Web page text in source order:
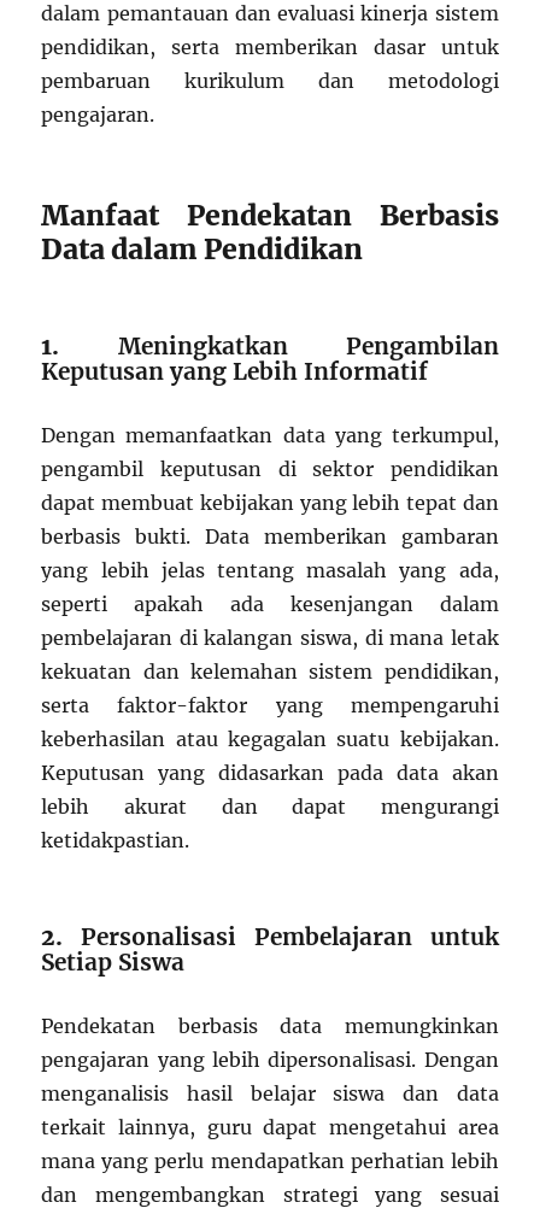
dalam pemantauan dan evaluasi kinerja sistem
pendidikan, serta memberikan dasar untuk
pembaruan kurikulum dan metodologi
pengajaran.
Manfaat Pendekatan Berbasis
Data dalam Pendidikan
1. Meningkatkan Pengambilan
Keputusan yang Lebih Informatif
Dengan memanfaatkan data yang terkumpul,
pengambil keputusan di sektor pendidikan
dapat membuat kebijakan yang lebih tepat dan
berbasis bukti. Data memberikan gambaran
yang lebih jelas tentang masalah yang ada,
seperti apakah ada kesenjangan dalam
pembelajaran di kalangan siswa, di mana letak
kekuatan dan kelemahan sistem pendidikan,
serta faktor-faktor yang mempengaruhi
keberhasilan atau kegagalan suatu kebijakan.
Keputusan yang didasarkan pada data akan
lebih akurat dan dapat mengurangi
ketidakpastian.
2.Personalisasi Pembelajaran untuk
Setiap Siswa
Pendekatan berbasis data memungkinkan
pengajaran yang lebih dipersonalisasi. Dengan
menganalisis hasil belajar siswa dan data
terkait lainnya, guru dapat mengetahui area
mana yang perlu mendapatkan perhatian lebih
dan mengembangkan strategi yang sesuai